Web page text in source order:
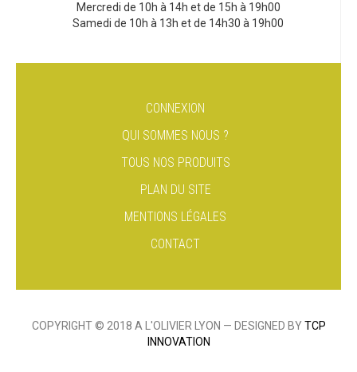
Mercredi de 10h à 14h et de 15h à 19h00
Samedi de 10h à 13h et de 14h30 à 19h00
CONNEXION
QUI SOMMES NOUS ?
TOUS NOS PRODUITS
PLAN DU SITE
MENTIONS LÉGALES
CONTACT
COPYRIGHT © 2018 A L'OLIVIER LYON — DESIGNED BYTCP
INNOVATION